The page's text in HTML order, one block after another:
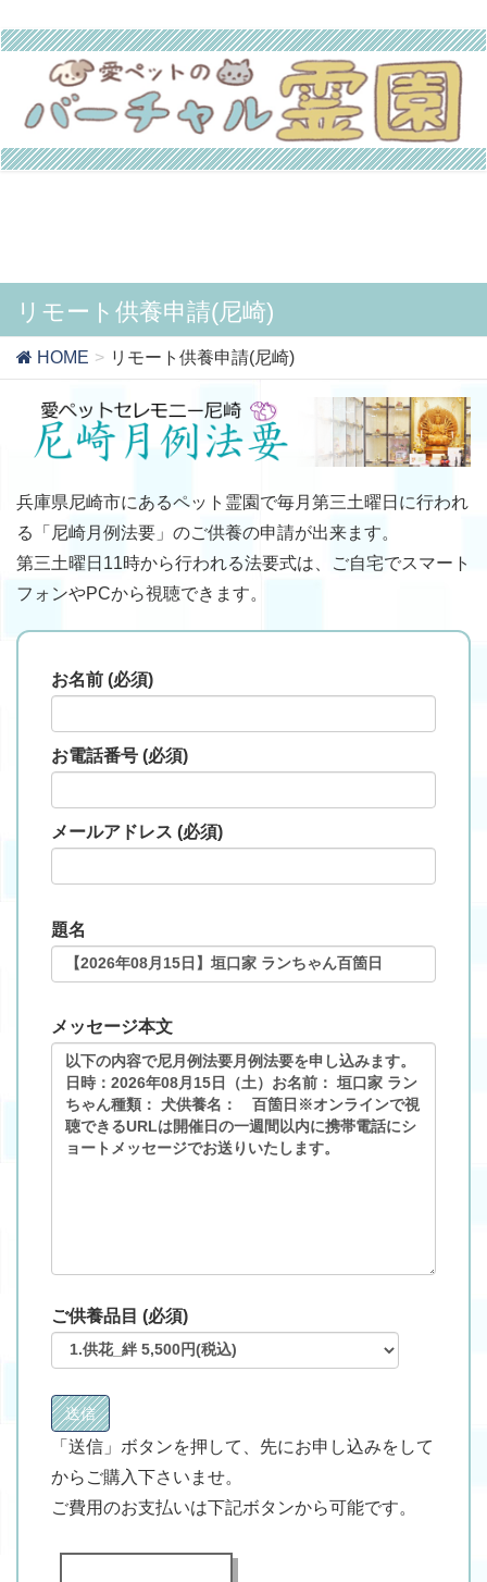
リモート供養申請(尼崎)
HOME リモート供養申請(尼崎)
兵庫県尼崎市にあるペット霊園で毎月第三土曜日に行われ
る「尼崎月例法要」のご供養の申請が出来ます。
第三土曜日11時から行われる法要式は、ご自宅でスマート
フォンやPCから視聴できます。
お名前 (必須)
お電話番号 (必須)
メールアドレス (必須)
題名
メッセージ本文
ご供養品目 (必須)
「送信」ボタンを押して、先にお申し込みをして
からご購入下さいませ。
ご費用のお支払いは下記ボタンから可能です。